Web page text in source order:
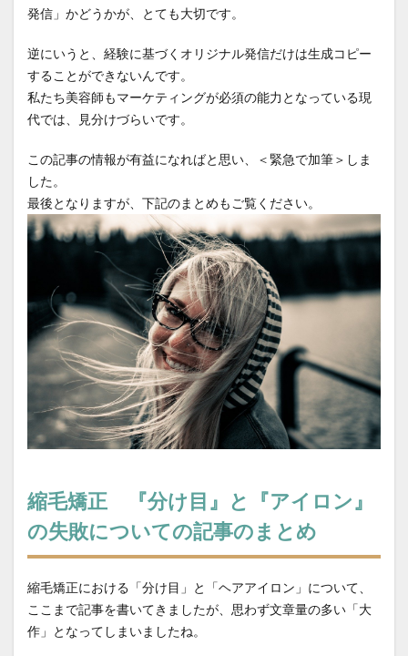
発信」かどうかが、とても大切です。
逆にいうと、経験に基づくオリジナル発信だけは生成コピー
することができないんです。
私たち美容師もマーケティングが必須の能力となっている現
代では、見分けづらいです。
この記事の情報が有益になればと思い、＜緊急で加筆＞しま
した。
最後となりますが、下記のまとめもご覧ください。
縮毛矯正 『分け目』と『アイロン』
の失敗についての記事のまとめ
縮毛矯正における「分け目」と「ヘアアイロン」について、
ここまで記事を書いてきましたが、思わず文章量の多い「大
作」となってしまいましたね。